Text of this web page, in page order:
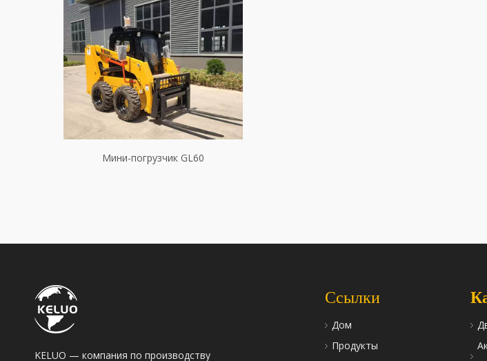
Мини-погрузчик GL60
KELUO — компания по производству
Ссылки
Дом
Продукты